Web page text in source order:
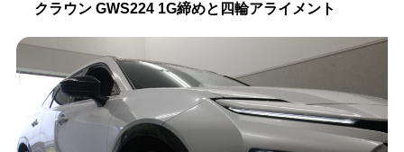
クラウン GWS224 1G締めと四輪アライメント